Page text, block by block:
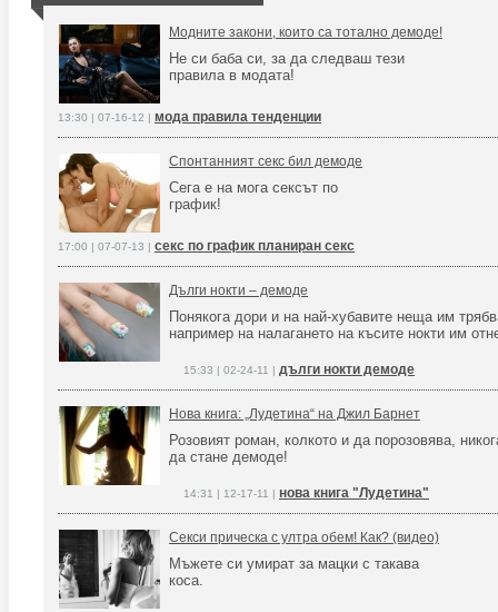
Модните закони, които са тотално демоде!
Не си баба си, за да следваш тези
правила в модата!
13:30 | 07-16-12 | мода правила тенденции
Спонтанният секс бил демоде
Сега е на мога сексът по
график!
17:00 | 07-07-13 | секс по график планиран секс
Дълги нокти – демоде
Понякога дори и на най-хубавите неща им
например на налагането на късите нокти им
15:33 | 02-24-11 | дълги нокти демоде
Нова книга: „Лудетина“ на Джил Барнет
Розовият роман, колкото и да порозовява,
да стане демоде!
14:31 | 12-17-11 | нова книга "Лудетина"
Секси прическа с ултра обем! Как? (видео)
Мъжете си умират за мацки с такава
коса.